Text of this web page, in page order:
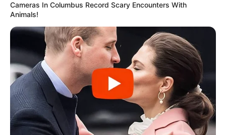
Cameras In Columbus Record Scary Encounters With
Animals!